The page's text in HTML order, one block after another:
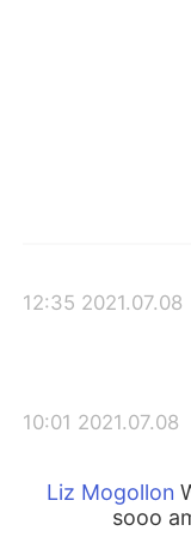
2021.07.08 12:35
2021.07.08 10:01
sooo